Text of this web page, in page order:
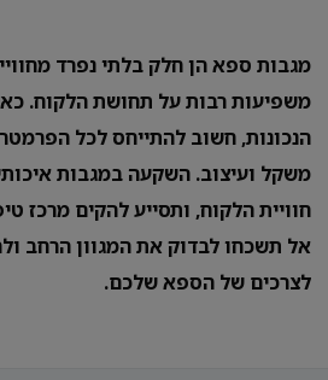
מגבות ספא הן חלק בלתי נפרד
משפיעות רבות על תחושת הלקוח.
הנכונות, חשוב להתייחס לכל
משקל ועיצוב. השקעה במגבות
חוויית הלקוח, ותסייע להקים מרכז
אל תשכחו לבדוק את המגוון הרחב
לצרכים של הספא שלכם.